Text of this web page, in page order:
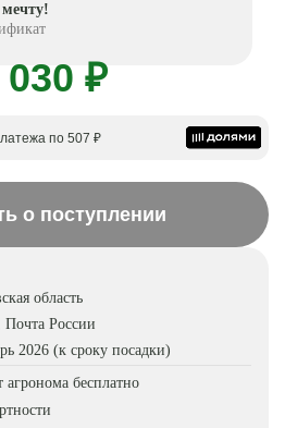
030 ₽
по 507 ₽
о поступлении
область
России
2026 (к сроку посадки)
агронома бесплатно